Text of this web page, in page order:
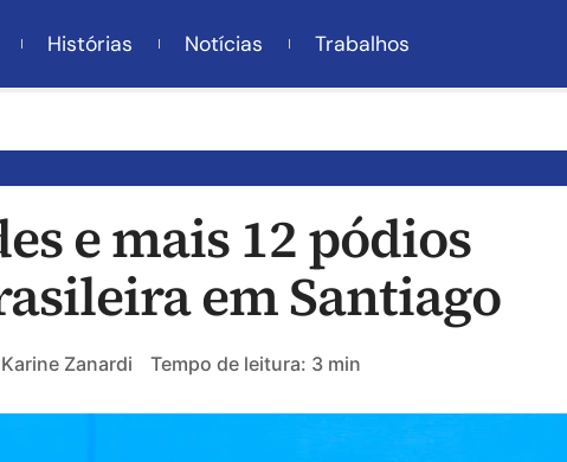
Histórias Notícias Trabalhos
e mais 12 pódios
em Santiago
Karine Zanardi Tempo de leitura: 3 min